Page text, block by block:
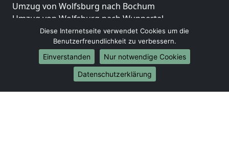
Umzug von Wolfsburg nach Bochum
Umzug von Wolfsburg nach Wuppertal
Umzug von Wolfsburg nach Bielefeld
Umzug von Wolfsburg nach Bonn
Umzug von Wolfsburg nach Münster
Internationale-Umzüge
Umzug von Wolfsburg nach Brasilien
Diese Internetseite verwendet Cookies um die
Benutzerfreundlichkeit zu verbessern.
Einverstanden
Nur notwendige Cookies
Datenschutzerklärung